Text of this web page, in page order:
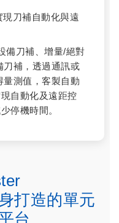
刀補自動化與遠
備刀補、增量/絕對
刀補，透過通訊或
測值，客製自動
自動化及遠距控
停機時間。
打造的單元
台